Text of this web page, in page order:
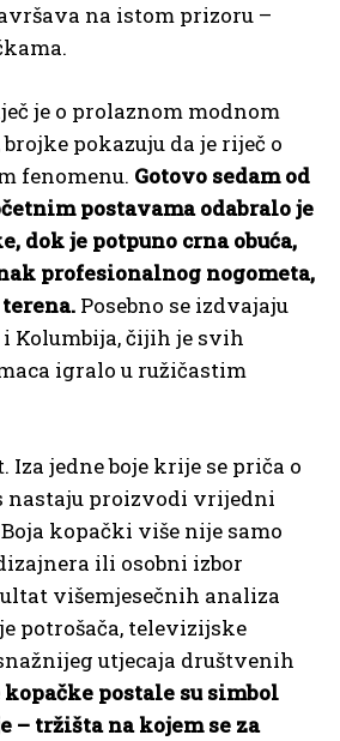
na istom prizoru –
je o prolaznom modnom
pokazuju da je riječ o
fenomenu. Gotovo sedam od
postavama odabralo je
dok je potpuno crna obuća,
profesionalnog nogometa,
Posebno se izdvajaju
Kolumbija, čijih je svih
igralo u ružičastim
Iza jedne boje krije se priča o
nastaju proizvodi vrijedni
kopački više nije samo
ili osobni izbor
višemjesečnih analiza
potrošača, televizijske
utjecaja društvenih
kopačke postale su simbol
– tržišta na kojem se za